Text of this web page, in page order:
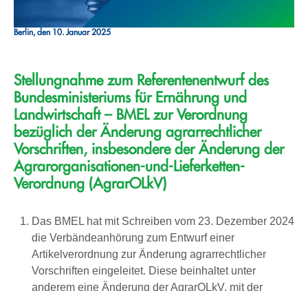
Berlin, den 10. Januar 2025
Stellungnahme zum Referentenentwurf des
Bundesministeriums für Ernährung und
Landwirtschaft – BMEL zur Verordnung
bezüglich der Änderung agrarrechtlicher
Vorschriften, insbesondere der Änderung der
Agrarorganisationen-und-Lieferketten-
Verordnung (AgrarOLkV)
Das BMEL hat mit Schreiben vom 23. Dezember 2024
die Verbändeanhörung zum Entwurf einer
Artikelverordnung zur Änderung agrarrechtlicher
Vorschriften eingeleitet. Diese beinhaltet unter
anderem eine Änderung der AgrarOLkV, mit der